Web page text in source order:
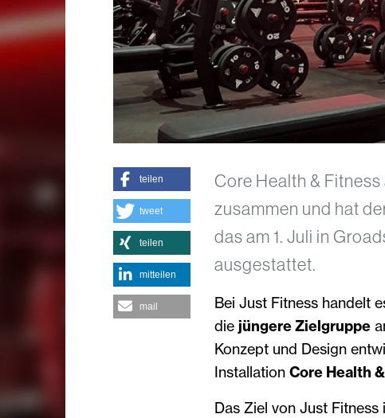
Core Health &
zusammen und hat
das am 1. Juli in
ausgestattet.
Bei Just Fitness handelt
die jüngere Zielgruppe
Konzept und Design
Installation Core Health
Das Ziel von Just Fitness
teilen
tweet
teilen
mitteilen
mail